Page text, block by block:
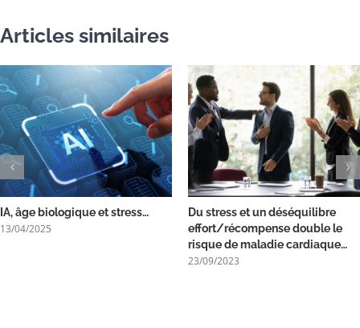
Articles similaires
IA, âge biologique et stress…
13/04/2025
Du stress et un déséquilibre
effort/récompense double le
risque de maladie cardiaque…
23/09/2023